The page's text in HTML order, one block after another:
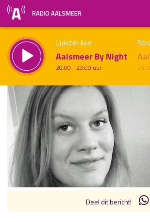
RADIO AALSMEER
Luister live:
Aalsmeer By Night
20.00 - 23.00 uur
Vorig uur uur 1 van x
Inklappen
Deel dit bericht!